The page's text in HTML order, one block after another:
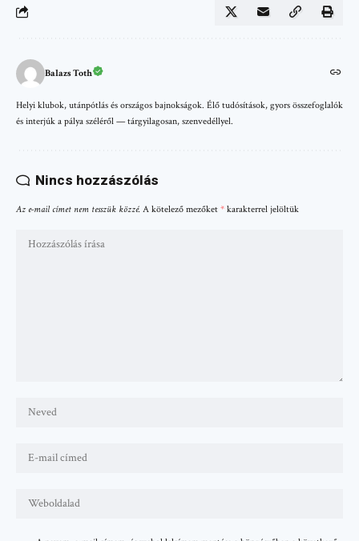
Balazs Toth
Helyi klubok, utánpótlás és országos bajnokságok. Élő tudósítások, gyors összefoglalók
és interjúk a pálya széléről — tárgyilagosan, szenvedéllyel.
Nincs hozzászólás
Az e-mail címet nem tesszük közzé. A kötelező mezőket * karakterrel jelöltük